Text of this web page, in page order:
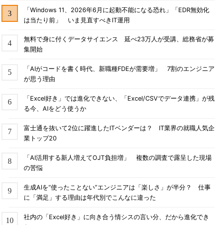
「Windows 11、2026年6月に起動不能になる恐れ」「EDR無効化
は当たり前」 いま見直すべきIT運用
無料で身に付くデータサイエンス 延べ23万人が受講、総務省が募
集開始
「AIがコードを書く時代、新職種FDEが需要増」 7割のエンジニア
が思う理由
「Excel好き」では進化できない、「Excel/CSVでデータ連携」が残
る今、AIをどう使うか
富士通を抜いて2位に躍進したITベンダーは？ IT業界の就職人気企
業トップ20
「AI活用する新人増えてOJT負担増」 複数の調査で露呈した現場
の苦悩
生成AIを“使ったことない”エンジニアは「楽しさ」が半分？ 仕事
に「満足」する理由は年代別でこんなに違った
社内の「Excel好き」に向き合う情シスの言い分、だから進化でき